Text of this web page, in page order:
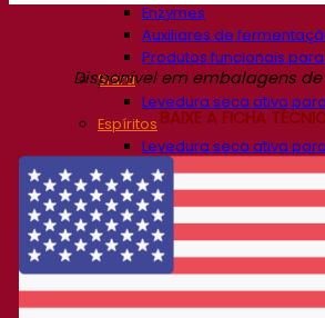
Enzymes
Auxiliares de
Produtos funcionais
Sidra
Levedura seca ativa
Espíritos
Levedura seca ativa
Outras bebidas
Base de Álcool Neutro
Kvas
Sorghum
Café
Fermentis Academy
Sobre a Academia Fermentis
Disponível em embalagens de
BAIXE A FICHA